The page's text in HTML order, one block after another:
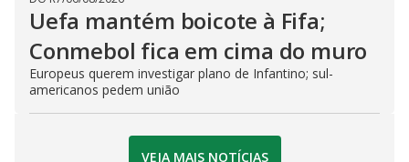
Uefa mantém boicote à Fifa;
Conmebol fica em cima do muro
Europeus querem investigar plano de Infantino; sul-
americanos pedem união
VEJA MAIS NOTÍCIAS